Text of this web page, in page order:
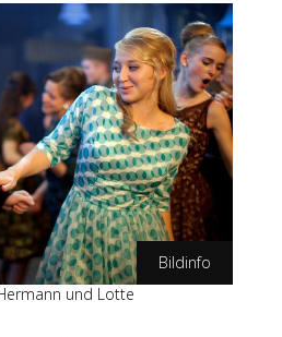
Bildinfo
ZDF/Oliver Vaccaro
und Lotte